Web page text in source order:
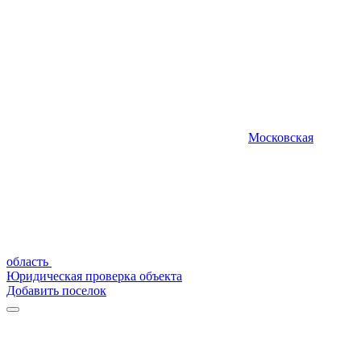
Московская
область
Юридическая проверка объекта
Добавить поселок